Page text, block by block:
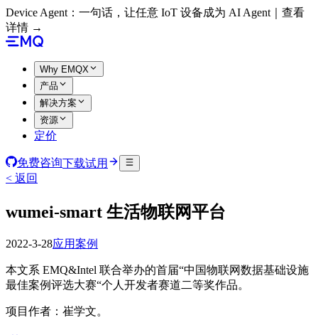
Device Agent：一句话，让任意 IoT 设备成为 AI Agent｜查看
详情 →
Why EMQX
产品
解决方案
资源
定价
免费咨询下载试用
< 返回
wumei-smart 生活物联网平台
2022-3-28应用案例
本文系 EMQ&Intel 联合举办的首届“中国物联网数据基础设施
最佳案例评选大赛“个人开发者赛道二等奖作品。
项目作者：崔学文。